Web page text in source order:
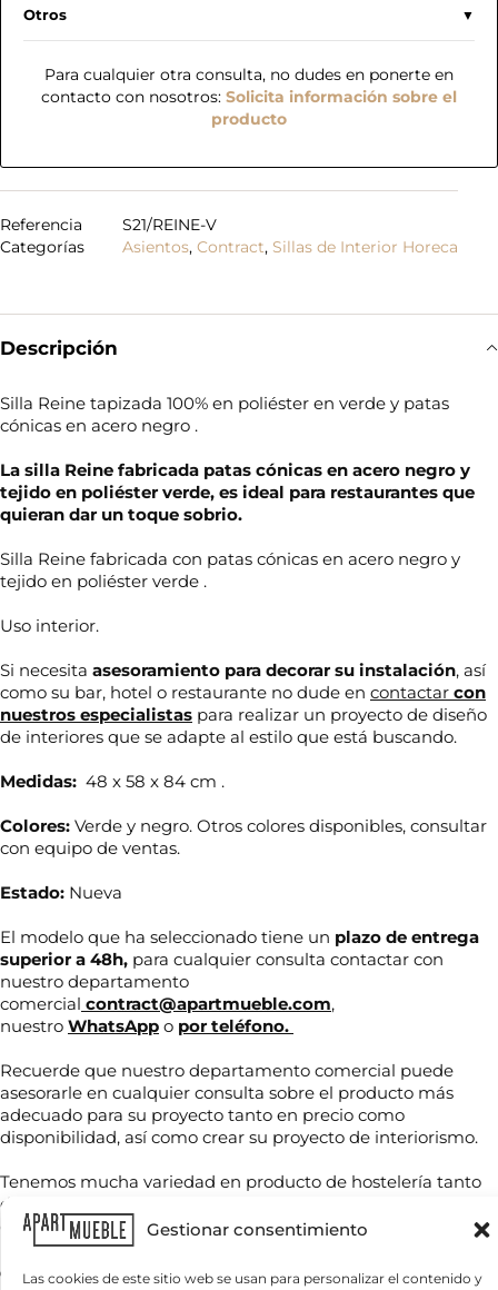
Gestionar consentimiento
Las cookies de este sitio web se usan para personalizar el contenido y
Otros
Para cualquier otra consulta, no dudes en ponerte en
contacto con nosotros: Solicita información sobre el
producto
Referencia
S21/REINE-V
Categorías
Asientos, Contract, Sillas de Interior Horeca
Descripción
Silla Reine tapizada 100% en poliéster en verde y patas
cónicas en acero negro .
La silla Reine fabricada patas cónicas en acero negro y
tejido en poliéster verde, es ideal para restaurantes que
quieran dar un toque sobrio.
Silla Reine fabricada con patas cónicas en acero negro y
tejido en poliéster verde .
Uso interior.
Si necesita asesoramiento para decorar su instalación, así
como su bar, hotel o restaurante no dude en contactar con
nuestros especialistas para realizar un proyecto de diseño
de interiores que se adapte al estilo que está buscando.
Medidas: 48 x 58 x 84 cm .
Colores: Verde y negro. Otros colores disponibles, consultar
con equipo de ventas.
Estado: Nueva
El modelo que ha seleccionado tiene un plazo de entrega
superior a 48h, para cualquier consulta contactar con
nuestro departamento
comercial contract@apartmueble.com,
nuestro WhatsApp o por teléfono.
Recuerde que nuestro departamento comercial puede
asesorarle en cualquier consulta sobre el producto más
adecuado para su proyecto tanto en precio como
disponibilidad, así como crear su proyecto de interiorismo.
Tenemos mucha variedad en producto de hostelería tanto
de importación como nacional, por compra unitaria o de
contenedores.
Para grandes cantidades consultar precio final.
m
b
r
e
T
e
é
o
n
*
C
o
r